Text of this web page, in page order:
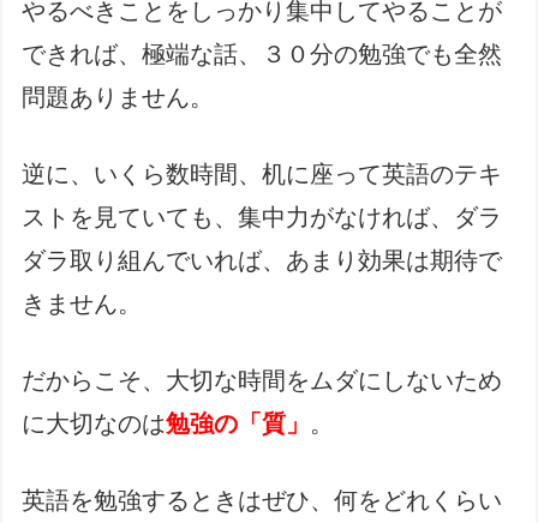
やるべきことをしっかり集中してやることが
できれば、極端な話、３０分の勉強でも全然
問題ありません。
逆に、いくら数時間、机に座って英語のテキ
ストを見ていても、集中力がなければ、ダラ
ダラ取り組んでいれば、あまり効果は期待で
きません。
だからこそ、大切な時間をムダにしないため
に大切なのは勉強の「質」 。
英語を勉強するときはぜひ、何をどれくらい